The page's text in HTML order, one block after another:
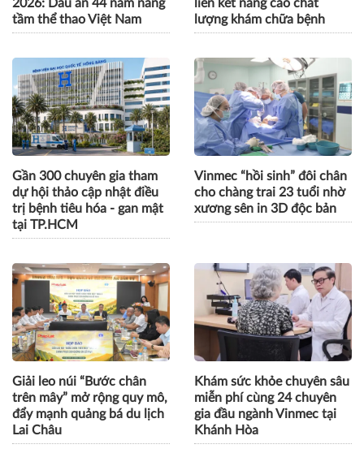
2026: Dấu ấn 44 năm nâng
tầm thể thao Việt Nam
liên kết nâng cao chất
lượng khám chữa bệnh
Gần 300 chuyên gia tham
dự hội thảo cập nhật điều
trị bệnh tiêu hóa - gan mật
tại TP.HCM
Vinmec “hồi sinh” đôi chân
cho chàng trai 23 tuổi nhờ
xương sên in 3D độc bản
Giải leo núi “Bước chân
trên mây” mở rộng quy mô,
đẩy mạnh quảng bá du lịch
Lai Châu
Khám sức khỏe chuyên sâu
miễn phí cùng 24 chuyên
gia đầu ngành Vinmec tại
Khánh Hòa